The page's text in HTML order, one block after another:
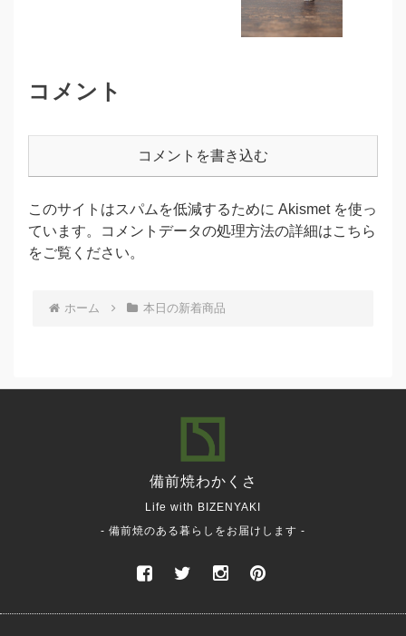
コメント
コメントを書き込む
このサイトはスパムを低減するために Akismet を使っ
ています。
コメントデータの処理方法の詳細はこちら
をご覧ください。
ホーム 本日の新着商品
備前焼わかくさ
Life with BIZENYAKI
- 備前焼のある暮らしをお届けします -